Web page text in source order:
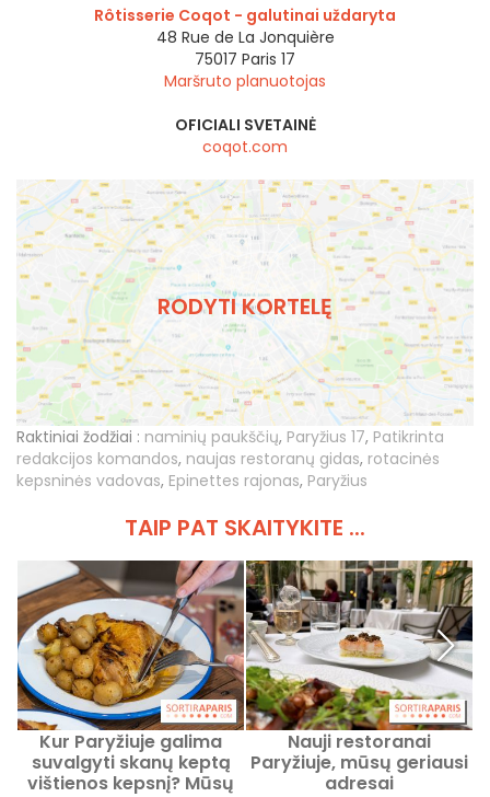
Rôtisserie Coqot - galutinai uždaryta
48 Rue de La Jonquière
75017 Paris 17
Maršruto planuotojas
OFICIALI SVETAINĖ
coqot.com
RODYTI KORTELĘ
Raktiniai žodžiai : naminių paukščių, Paryžius 17, Patikrinta
redakcijos komandos, naujas restoranų gidas, rotacinės
kepsninės vadovas, Epinettes rajonas, Paryžius
TAIP PAT SKAITYKITE ...
Kur Paryžiuje galima
suvalgyti skanų keptą
vištienos kepsnį? Mūsų
Nauji restoranai
Paryžiuje, mūsų geriausi
adresai